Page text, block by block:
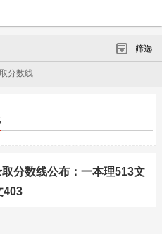
分数线
筛选
分数线公布：一本理513文
403